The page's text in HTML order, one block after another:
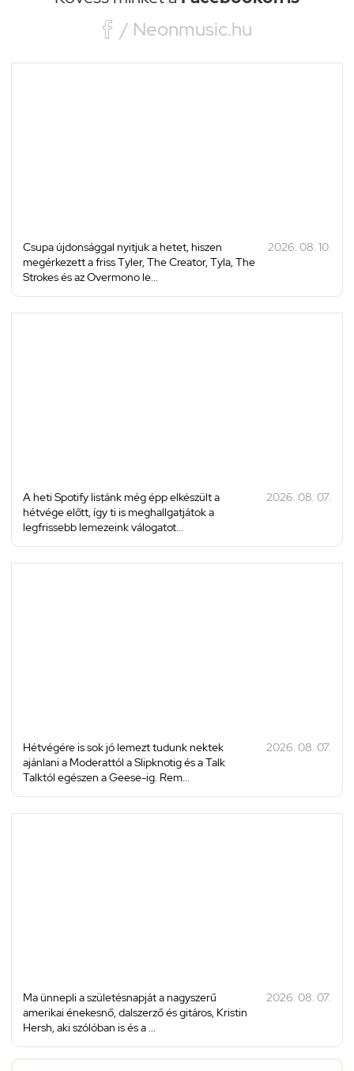
 / Neonmusic.hu
Csupa újdonsággal nyitjuk a hetet, hiszen
megérkezett a friss Tyler, The Creator, Tyla, The
Strokes és az Overmono le...
2026. 08. 10.
A heti Spotify listánk még épp elkészült a
hétvége előtt, így ti is meghallgatjátok a
legfrissebb lemezeink válogatot...
2026. 08. 07.
Hétvégére is sok jó lemezt tudunk nektek
ajánlani a Moderattól a Slipknotig és a Talk
Talktól egészen a Geese-ig. Rem...
2026. 08. 07.
Ma ünnepli a születésnapját a nagyszerű
amerikai énekesnő, dalszerző és gitáros, Kristin
Hersh, aki szólóban is és a ...
2026. 08. 07.